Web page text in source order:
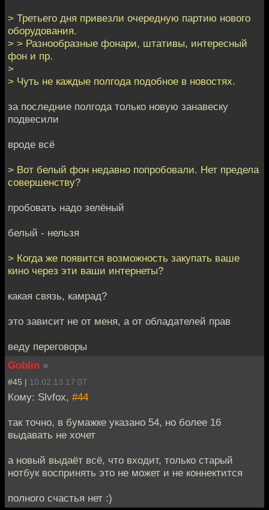
> Третьего дня привезли очередную партию нового
оборудования.
> > Разнообразные фонари, штативы, интересный
фон и пр.
>
> Чуть не каждые полгода подобное в новостях.
за последние полгода только новую занавеску
подвесили
вроде всё
> Вот белый фон недавно попробовали. Нет предела
совершенству?
пробовать надо зелёный
белый - нельзя
> Когда же появится возможность закупать ваше
кино через эти ваши интернеты?
какая связь, камрад?
это зависит не от меня, а от обладателей прав
веду переговоры
Goblin »
#45 | 10.02.13 17:07
Кому: Slvfox, #44
так точно, в бумажке указано 54, но более 16
выдавать не хочет
а новый выдаёт всё, что входит, только старый
нотбук воспринять это не может и не коннектится
полного счастья нет :)